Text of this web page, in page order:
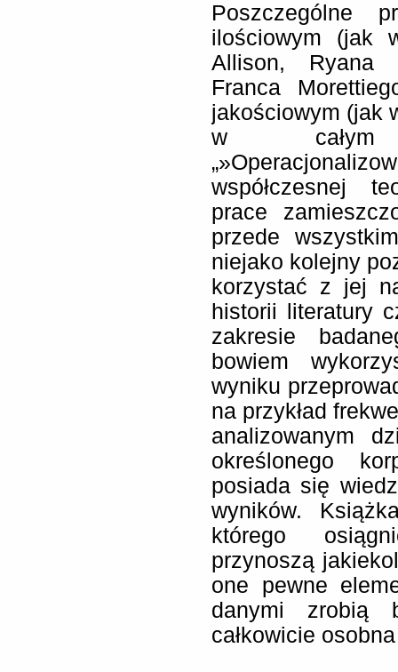
Poszczególne
ilościowym (jak
Allison, Ryana
Franca
jakościowym (jak
w całym
współczesnej
prace
przede
niejako kolejny
korzystać z jej
historii literatury
zakresie
bowiem
wyniku
na przykład
analizowanym
określonego
posiada się
wyników.
którego
przynoszą
one pewne
danymi zrobią
całkowicie